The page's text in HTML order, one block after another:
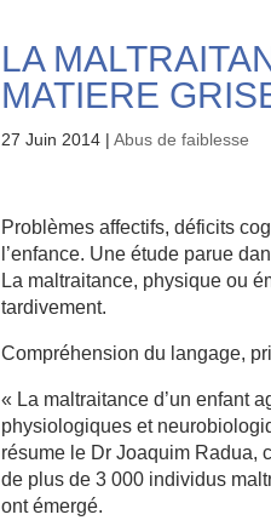
LA
MATIERE
27 Juin 2014 |Abus de faiblesse
Problèmes affectifs, déficits
l’enfance. Une étude parue
La maltraitance, physique ou
tardivement.
Compréhension du langage,
« La maltraitance d’un enfant
physiologiques et
résume le Dr Joaquim Radua,
de plus de 3 000 individus
ont émergé.